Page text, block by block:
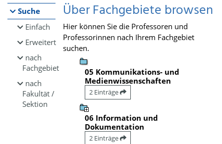
Suche
Einfach
Erweitert
nach
Fachgebiet
nach
Fakultät /
Sektion
Über Fachgebiete browsen
Hier können Sie die Professoren und
Professorinnen nach Ihrem Fachgebiet
suchen.
05 Kommunikations- und
Medienwissenschaften
2 Einträge
06 Information und
Dokumentation
2 Einträge